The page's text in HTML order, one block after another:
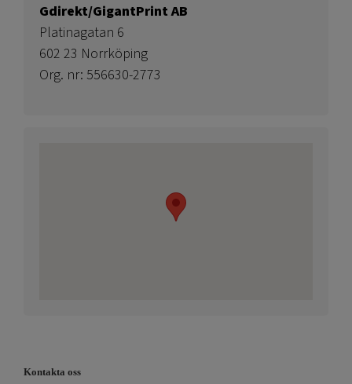
Gdirekt/GigantPrint AB
Platinagatan 6
602 23 Norrköping
Org. nr: 556630-2773
Kontakta oss